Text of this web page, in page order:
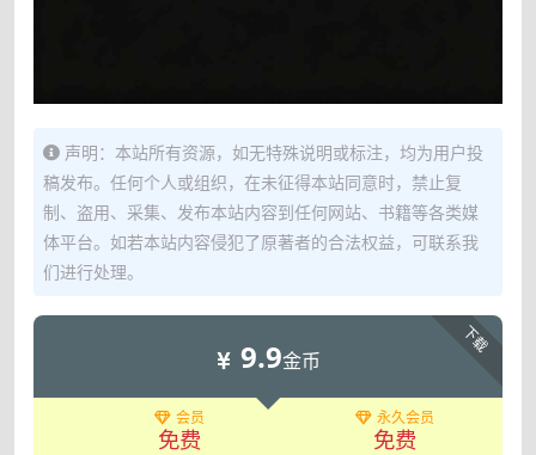
声明：本站所有资源，如无特殊说明或标注，均为用户投
稿发布。任何个人或组织，在未征得本站同意时，禁止复
制、盗用、采集、发布本站内容到任何网站、书籍等各类媒
体平台。如若本站内容侵犯了原著者的合法权益，可联系我
们进行处理。
下载
9.9金币
会员
免费
永久会员
免费